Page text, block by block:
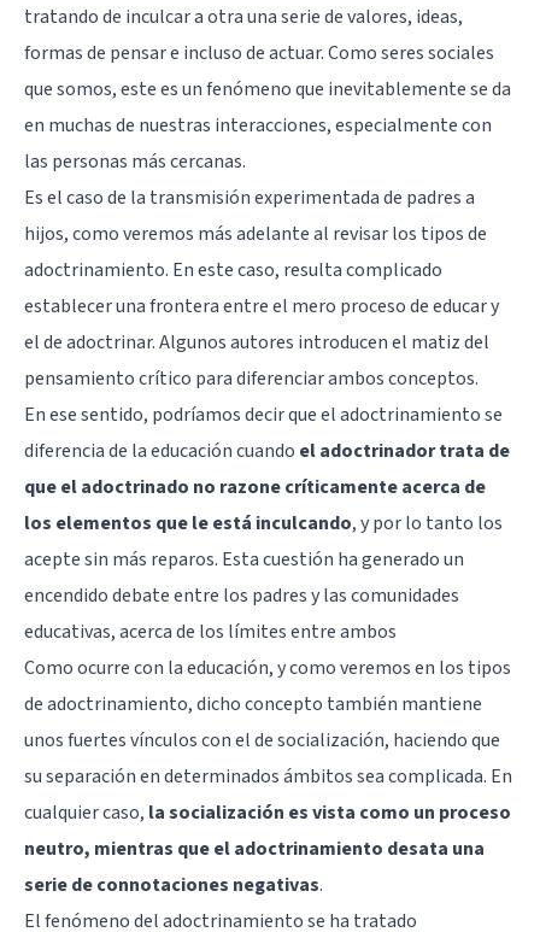
tratando de inculcar a otra una serie de valores, ideas,
formas de pensar e incluso de actuar. Como seres sociales
que somos, este es un fenómeno que inevitablemente se da
en muchas de nuestras interacciones, especialmente con
las personas más cercanas.
Es el caso de la transmisión experimentada de padres a
hijos, como veremos más adelante al revisar los tipos de
adoctrinamiento. En este caso, resulta complicado
establecer una frontera entre el mero proceso de educar y
el de adoctrinar. Algunos autores introducen el matiz del
pensamiento crítico para diferenciar ambos conceptos.
En ese sentido, podríamos decir que el adoctrinamiento se
diferencia de la educación cuando el adoctrinador trata de
que el adoctrinado no razone críticamente acerca de
los elementos que le está inculcando, y por lo tanto los
acepte sin más reparos. Esta cuestión ha generado un
encendido debate entre los padres y las comunidades
educativas, acerca de los límites entre ambos
Como ocurre con la educación, y como veremos en los tipos
de adoctrinamiento, dicho concepto también mantiene
unos fuertes vínculos con el de socialización, haciendo que
su separación en determinados ámbitos sea complicada. En
cualquier caso, la socialización es vista como un proceso
neutro, mientras que el adoctrinamiento desata una
serie de connotaciones negativas.
El fenómeno del adoctrinamiento se ha tratado